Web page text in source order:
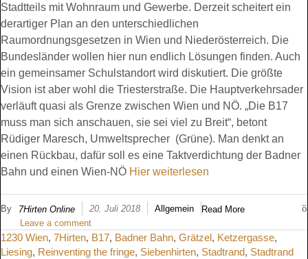
Stadtteils mit Wohnraum und Gewerbe. Derzeit scheitert ein
derartiger Plan an den unterschiedlichen
Raumordnungsgesetzen in Wien und Niederösterreich. Die
Bundesländer wollen hier nun endlich Lösungen finden. Auch
ein gemeinsamer Schulstandort wird diskutiert. Die größte
Vision ist aber wohl die Triesterstraße. Die Hauptverkehrsader
verläuft quasi als Grenze zwischen Wien und NÖ. „Die B17
muss man sich anschauen, sie sei viel zu Breit“, betont
Rüdiger Maresch, Umweltsprecher (Grüne). Man denkt an
einen Rückbau, dafür soll es eine Taktverdichtung der Badner
Bahn und einen Wien-NÖ Hier weiterlesen
By 7Hirten Online 20. Juli 2018 Allgemein
Read More
Leave a comment
1230 Wien, 7Hirten, B17, Badner Bahn, Grätzel, Ketzergasse,
Liesing, Reinventing the fringe, Siebenhirten, Stadtrand, Stadtrand